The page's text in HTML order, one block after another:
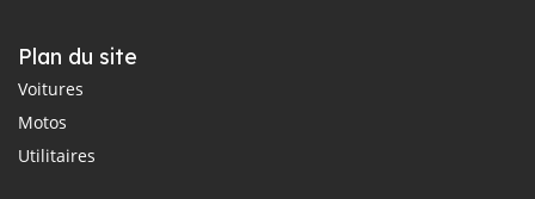
Plan du site
Voitures
Motos
Utilitaires